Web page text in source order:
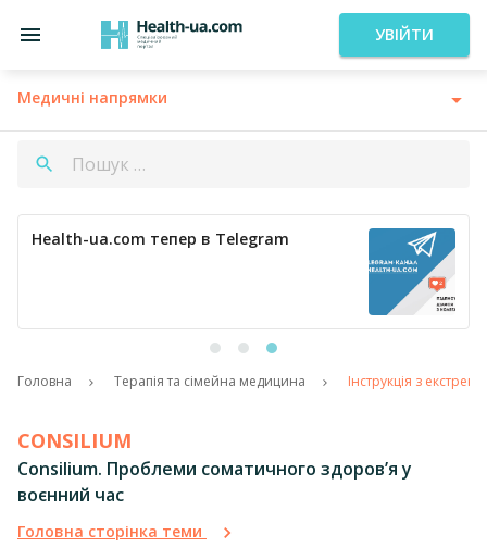
УВІЙТИ
Медичні напрямки
Health-ua.com тепер в Telegram
Головна Терапія та сімейна медицина Інструкція з
CONSILIUM
Consilium. Проблеми соматичного здоров’я у
воєнний час
Головна сторінка теми